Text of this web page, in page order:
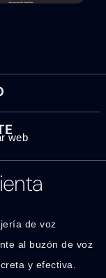
web
de voz
al buzón de voz
y efectiva.